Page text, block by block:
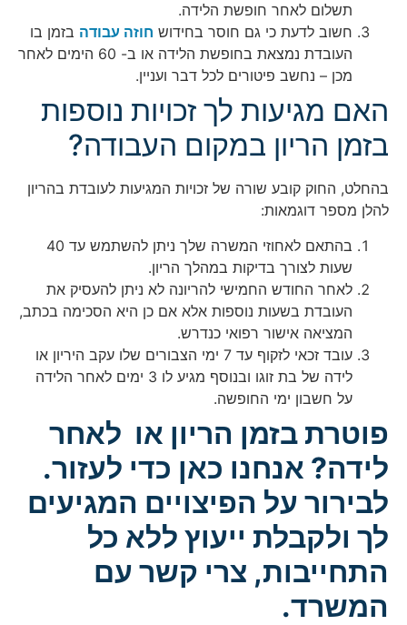
תשלום לאחר חופשת הלידה.
חשוב לדעת כי גם חוסר בחידוש חוזה עבודה בזמן בו
העובדת נמצאת בחופשת הלידה או ב- 60 הימים לאחר
מכן – נחשב פיטורים לכל דבר ועניין.
האם מגיעות לך זכויות נוספות
בזמן הריון במקום העבודה?
בהחלט, החוק קובע שורה של זכויות המגיעות לעובדת בהריון
להלן מספר דוגמאות:
בהתאם לאחוזי המשרה שלך ניתן להשתמש עד 40
שעות לצורך בדיקות במהלך הריון.
לאחר החודש החמישי להריונה לא ניתן להעסיק את
העובדת בשעות נוספות אלא אם כן היא הסכימה בכתב,
המציאה אישור רפואי כנדרש.
עובד זכאי לזקוף עד 7 ימי הצבורים שלו עקב היריון או
לידה של בת זוגו ובנוסף מגיע לו 3 ימים לאחר הלידה
על חשבון ימי החופשה.
פוטרת בזמן הריון או לאחר
לידה? אנחנו כאן כדי לעזור.
לבירור על הפיצויים המגיעים
לך ולקבלת ייעוץ ללא כל
התחייבות, צרי קשר עם
המשרד.